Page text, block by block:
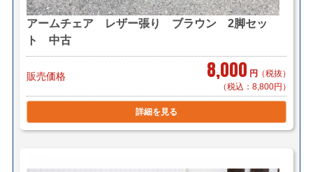
アームチェア レザー張り ブラウン 2脚セッ
ト 中古
販売価格 8,000 円 （税抜）
（税込：8,800円）
詳細を見る